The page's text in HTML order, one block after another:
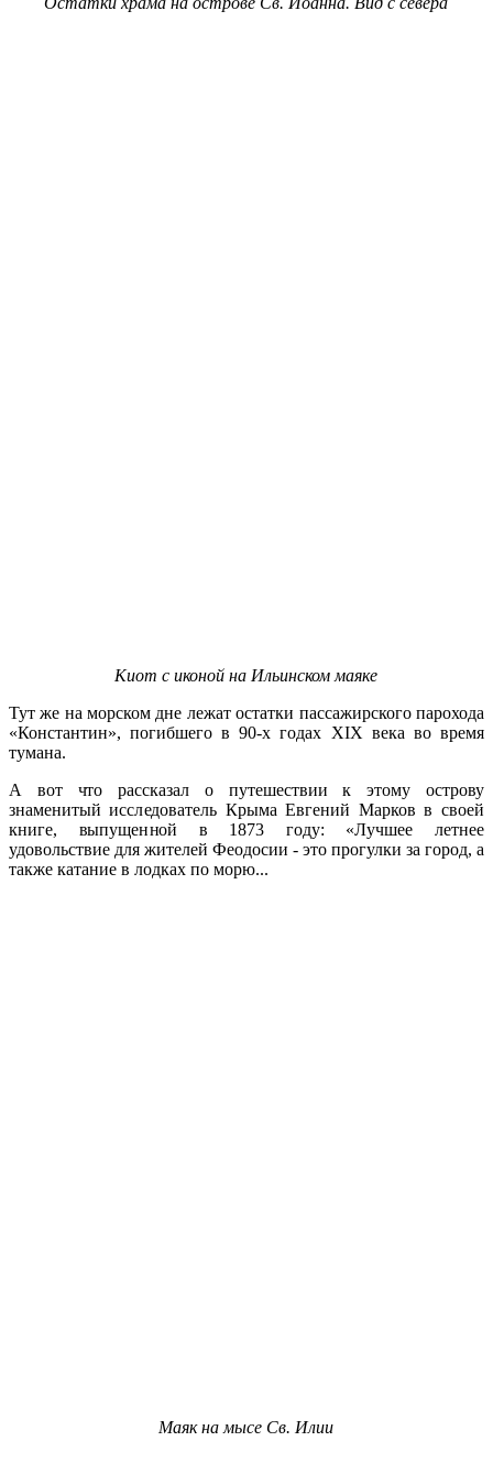
Киот с иконой на Ильинском маяке
Тут же на морском дне лежат остатки пассажирского парохода
«Константин», погибшего в 90-х годах XIX века во время
тумана.
А вот что рассказал о путешествии к этому острову
знаменитый исследователь Крыма Евгений Марков в своей
книге, выпущенной в 1873 году: «Лучшее летнее
удовольствие для жителей Феодосии - это прогулки за город, а
также катание в лодках по морю...
Маяк на мысе Св. Илии